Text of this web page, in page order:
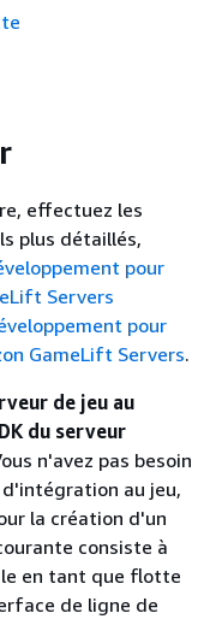
effectuez les
plus détaillés,
pour
Servers
pour
GameLift Servers.
de jeu au
du serveur
n'avez pas besoin
au jeu,
la création d'un
consiste à
en tant que flotte
de ligne de